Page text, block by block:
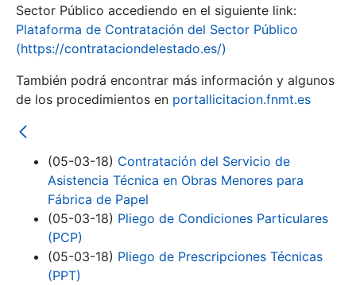
Erakutsi/Ezkutatu
Sector Público accediendo en el siguiente link:
Plataforma de Contratación del Sector Público
(https://contrataciondelestado.es/)
También podrá encontrar más información y algunos
de los procedimientos en portallicitacion.fnmt.es
(05-03-18) Contratación del Servicio de
Asistencia Técnica en Obras Menores para
Fábrica de Papel
(05-03-18) Pliego de Condiciones Particulares
(PCP)
(05-03-18) Pliego de Prescripciones Técnicas
(PPT)